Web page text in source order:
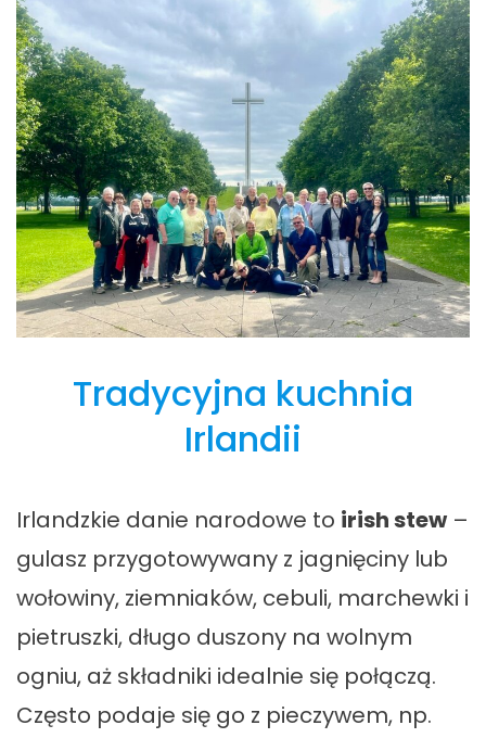
Tradycyjna kuchnia
Irlandii
Irlandzkie danie narodowe to irish stew–
gulasz przygotowywany z jagnięciny lub
wołowiny, ziemniaków, cebuli, marchewki i
pietruszki, długo duszony na wolnym
ogniu, aż składniki idealnie się połączą.
Często podaje się go z pieczywem, np.